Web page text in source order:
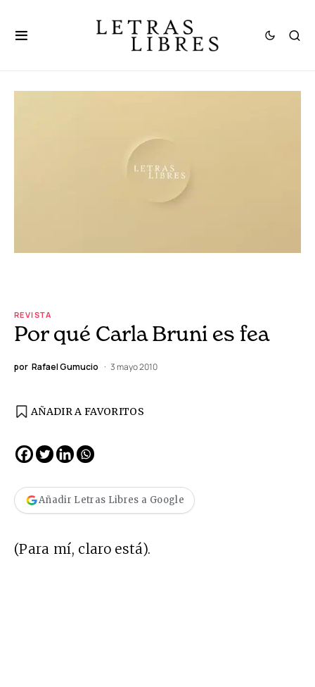
REVISTA
Por qué Carla Bruni es fea
por Rafael Gumucio 3 mayo 2010
AÑADIR A FAVORITOS
Añadir Letras Libres a Google
(Para mí, claro está).